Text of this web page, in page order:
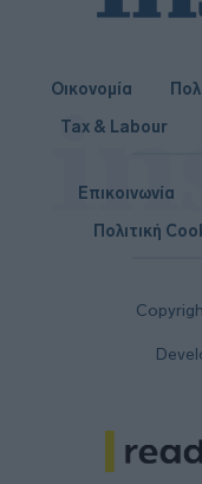
Οικονομία
Tax & Labour
Επικοινωνία
Πολιτική